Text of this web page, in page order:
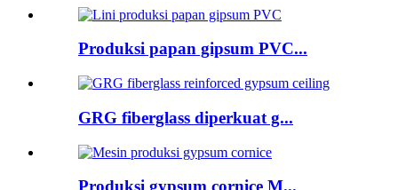
Produksi papan gipsum PVC...
GRG fiberglass diperkuat g...
Produksi gypsum cornice M...